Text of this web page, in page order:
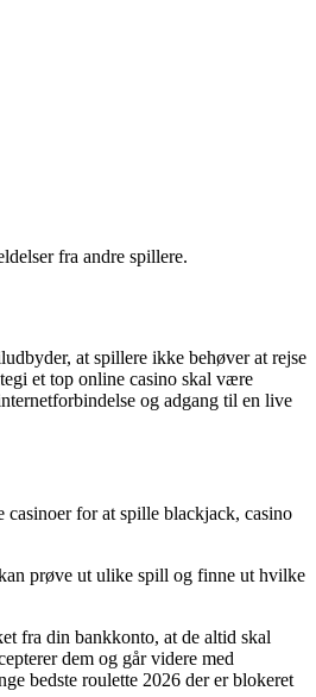
fra andre spillere.
at spillere ikke behøver at rejse
et top online casino skal være
og adgang til en live
casinoer for at spille blackjack, casino
prøve ut ulike spill og finne ut hvilke
fra din bankkonto, at de altid skal
dem og går videre med
bedste roulette 2026 der er blokeret